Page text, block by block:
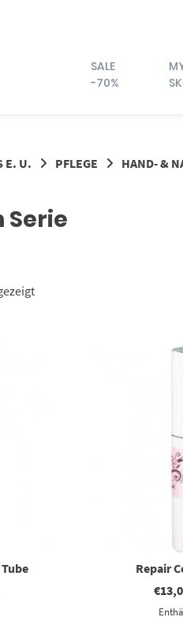
SALE
-70%
E. U. PFLEGE HAND- &
Serie
Nach
Repair
€